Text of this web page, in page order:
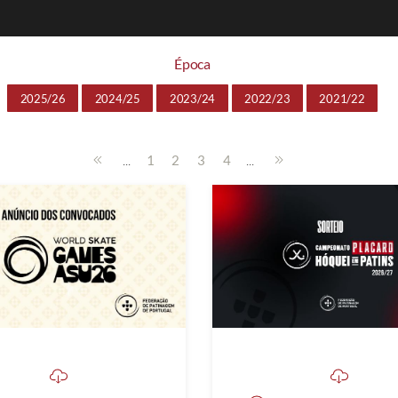
Época
2025/26 2024/25 2023/24 2022/23 2021/22
... 1 2 3 4 ...